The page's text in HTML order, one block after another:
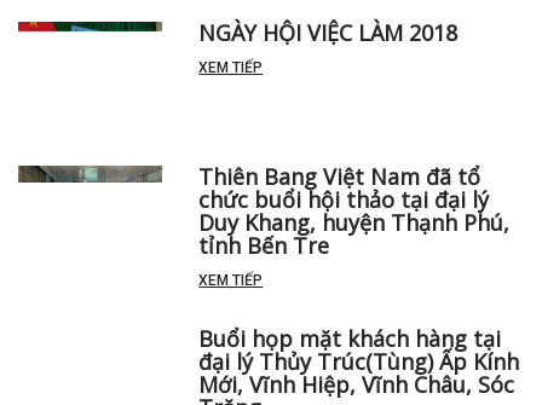
NGÀY HỘI VIỆC LÀM 2018
XEM TIẾP
Thiên Bang Việt Nam đã tổ
chức buổi hội thảo tại đại lý
Duy Khang, huyện Thạnh Phú,
tỉnh Bến Tre
XEM TIẾP
Buổi họp mặt khách hàng tại
đại lý Thủy Trúc(Tùng) Ấp Kính
Mới, Vĩnh Hiệp, Vĩnh Châu, Sóc